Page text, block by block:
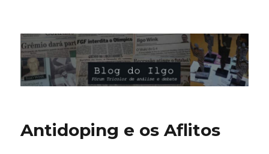
Blog do Ilgo Wink
Antidoping e os Aflitos